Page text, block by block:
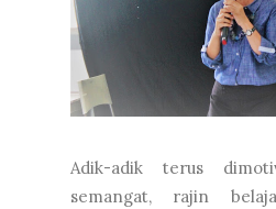
Adik-adik terus
semangat, rajin